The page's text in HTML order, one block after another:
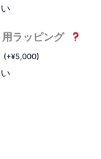
ラッピング
(+¥5,000)